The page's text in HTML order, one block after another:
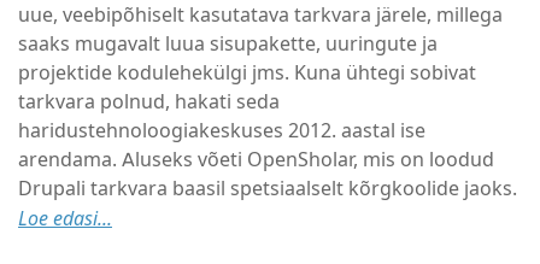
uue, veebipõhiselt kasutatava tarkvara järele, millega
saaks mugavalt luua sisupakette, uuringute ja
projektide kodulehekülgi jms. Kuna ühtegi sobivat
tarkvara polnud, hakati seda
haridustehnoloogiakeskuses 2012. aastal ise
arendama. Aluseks võeti OpenSholar, mis on loodud
Drupali tarkvara baasil spetsiaalselt kõrgkoolide jaoks.
Loe edasi...